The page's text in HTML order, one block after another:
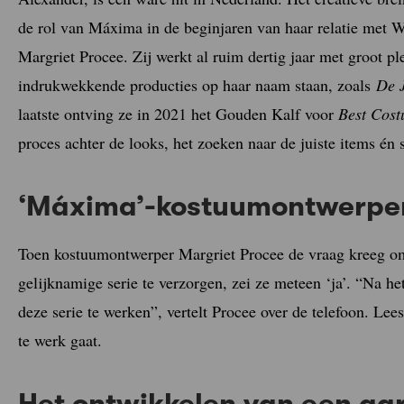
de rol van Máxima in de beginjaren van haar relatie met
Margriet Procee. Zij werkt al ruim dertig jaar met groot
indrukwekkende producties op haar naam staan, zoals De
laatste ontving ze in 2021 het Gouden Kalf voor Best
proces achter de looks, het zoeken naar de juiste items én
‘Máxima’-
Toen kostuumontwerper Margriet Procee de vraag kreeg
gelijknamige serie te verzorgen, zei ze meteen ‘ja’. “Na
deze serie te werken”, vertelt Procee over de telefoon.
te werk gaat.